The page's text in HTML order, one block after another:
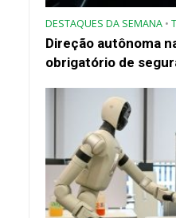
DESTAQUES DA SEMANA •
Direção autônoma
obrigatório de